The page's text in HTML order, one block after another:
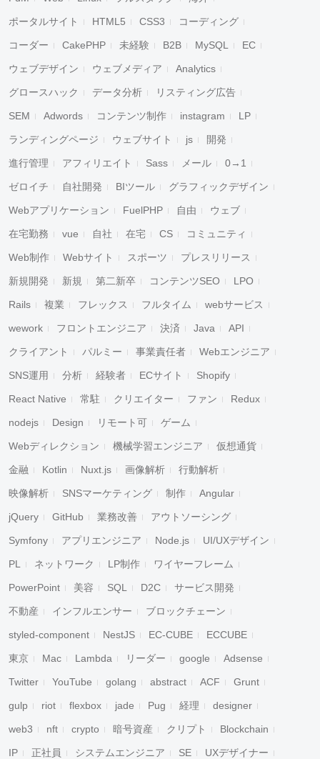
ポータルサイト HTML5 CSS3 コーディング
コーダー CakePHP 未経験 B2B MySQL EC
ウェブデザイン ウェブメディア Analytics
グロースハック データ分析 リスティング広告
SEM Adwords コンテンツ制作 instagram LP
ランディングページ ウェブサイト js 開発
進行管理 アフィリエイト Sass メール 0→1
ゼロイチ 自社開発 BIツール グラフィックデザイン
Webアプリケーション FuelPHP 自由 ウェブ
在宅勤務 vue 自社 在宅 CS コミュニティ
Web制作 Webサイト スポーツ プレスリリース
新規開発 新規 第二新卒 コンテンツSEO LPO
Rails 複業 フレックス フルタイム webサービス
wework フロントエンジニア 決済 Java API
クライアント パルミー 事業責任者 Webエンジニア
SNS運用 分析 経験者 ECサイト Shopify
React Native 常駐 クリエイター ファン Redux
nodejs Design リモート可 ゲーム
Webディレクション 機械学習エンジニア 仮想通貨
金融 Kotlin Nuxt.js 画像解析 行動解析
映像解析 SNSマーケティング 制作 Angular
jQuery GitHub 業務改善 アウトソーシング
Symfony アプリエンジニア Node.js UI/UXデザイン
PL ネットワーク LP制作 ワイヤーフレーム
PowerPoint 美容 SQL D2C サービス開発
不動産 インフルエンサー ブロックチェーン
styled-component NestJS EC-CUBE ECCUBE
東京 Mac Lambda リーダー google Adsense
Twitter YouTube golang abstract ACF Grunt
gulp riot flexbox jade Pug 経理 designer
web3 nft crypto 暗号資産 クリプト Blockchain
IP 正社員 システムエンジニア SE UXデザイナー